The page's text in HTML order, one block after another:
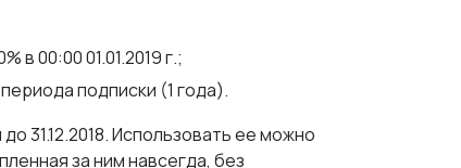
в 00:00 01.01.2019 г.;
подписки (1 года).
до 31.12.2018. Использовать ее можно
за ним навсегда, без